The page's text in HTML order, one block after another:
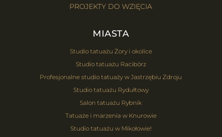
PROJEKTY DO WZIĘCIA
MIASTA
Studio tatuażu Żory i okolice
Studio tatuażu Racibórz
Profesjonalne studio tatuaży w Jastrzębiu Zdroju
Studio tatuażu Rydułtowy
Salon tatuażu Rybnik
Tatuaże i marzenia w Knurowie
Studio tatuażu w Mikołowie!